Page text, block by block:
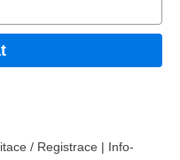
/ Registrace | Info-